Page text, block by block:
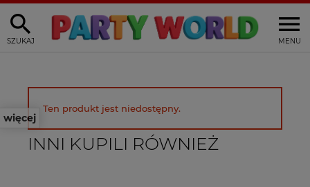
MENU
SZUKAJ
więcej
Ten produkt jest niedostępny.
INNI KUPILI RÓWNIEŻ